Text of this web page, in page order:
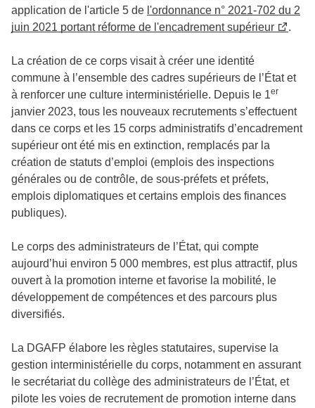
application de l'article 5 de l'ordonnance n° 2021-702 du 2
juin 2021 portant réforme de l'encadrement supérieur
.
La création de ce corps visait à créer une identité
commune à l’ensemble des cadres supérieurs de l’État et
à renforcer une culture interministérielle. Depuis le 1er
janvier 2023, tous les nouveaux recrutements s’effectuent
dans ce corps et les 15 corps administratifs d’encadrement
supérieur ont été mis en extinction, remplacés par la
création de statuts d’emploi (emplois des inspections
générales ou de contrôle, de sous-préfets et préfets,
emplois diplomatiques et certains emplois des finances
publiques).
Le corps des administrateurs de l’État, qui compte
aujourd’hui environ 5 000 membres, est plus attractif, plus
ouvert à la promotion interne et favorise la mobilité, le
développement de compétences et des parcours plus
diversifiés.
La DGAFP élabore les règles statutaires, supervise la
gestion interministérielle du corps, notamment en assurant
le secrétariat du collège des administrateurs de l’État, et
pilote les voies de recrutement de promotion interne dans